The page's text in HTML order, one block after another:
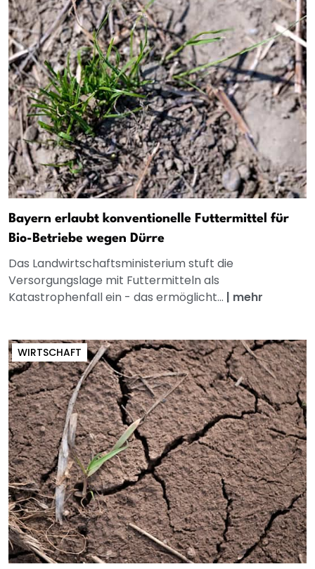
Bayern erlaubt konventionelle Futtermittel für
Bio-Betriebe wegen Dürre
Das Landwirtschaftsministerium stuft die
Versorgungslage mit Futtermitteln als
Katastrophenfall ein - das ermöglicht... | mehr
WIRTSCHAFT